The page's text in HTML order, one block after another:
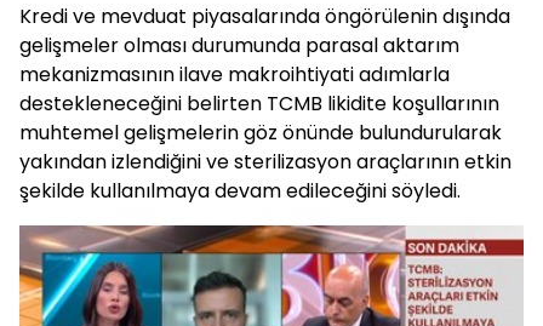
Kredi ve mevduat piyasalarında öngörülenin dışında
gelişmeler olması durumunda parasal aktarım
mekanizmasının ilave makroihtiyati adımlarla
destekleneceğini belirten TCMB likidite koşullarının
muhtemel gelişmelerin göz önünde bulundurularak
yakından izlendiğini ve sterilizasyon araçlarının etkin
şekilde kullanılmaya devam edileceğini söyledi.